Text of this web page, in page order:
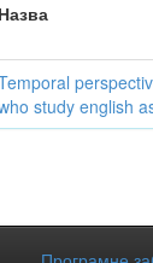
Назва
study english